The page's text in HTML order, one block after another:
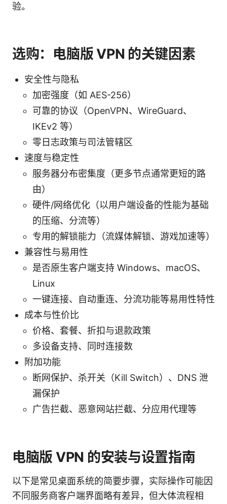
验。
选购：电脑版 VPN 的关键因素
安全性与隐私
加密强度（如 AES-256）
可靠的协议（OpenVPN、WireGuard、
IKEv2 等）
零日志政策与司法管辖区
速度与稳定性
服务器分布密集度（更多节点通常更短的路
由）
硬件/网络优化（以用户端设备的性能为基础
的压缩、分流等）
专用的解锁能力（流媒体解锁、游戏加速等）
兼容性与易用性
是否原生客户端支持 Windows、macOS、
Linux
一键连接、自动重连、分流功能等易用性特性
成本与性价比
价格、套餐、折扣与退款政策
多设备支持、同时连接数
附加功能
断网保护、杀开关（Kill Switch）、DNS 泄
漏保护
广告拦截、恶意网站拦截、分应用代理等
电脑版 VPN 的安装与设置指南
以下是常见桌面系统的简要步骤，实际操作可能因
不同服务商客户端界面略有差异，但大体流程相